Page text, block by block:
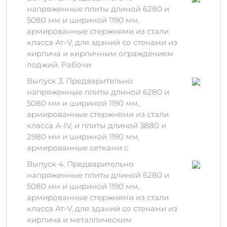
Технические
характеристики
Размеры и вес изделия ПЛП 63-12 л AIV ам
обеспечивают его универсальность в
использовании:
Длина: 12 м
Ширина: 63 см
Вес: около 1,9 т
Хранение и
транспортировка
Важно! Правильное хранение и
транспортировка изделий из
железобетона критически важны для
сохранения их целостности.
Рекомендуется:
напряженные плиты длиной 6280 и
5080 мм и шириной 1190 мм,
армированные стержнями из стали
класса Ат-V, для зданий со стенами из
кирпича и кирпичным ограждением
лоджий. Рабочи
Выпуск 3. Предварительно
напряженные плиты длиной 6280 и
5080 мм и шириной 1190 мм,
армированные стержнями из стали
класса А-IV, и плиты длиной 3880 и
2980 мм и шириной 1190 мм,
армированные сетками с
Выпуск 4. Предварительно
напряженные плиты длиной 6280 и
5080 мм и шириной 1190 мм,
армированные стержнями из стали
класса Ат-V, для зданий со стенами из
кирпича и металлическим